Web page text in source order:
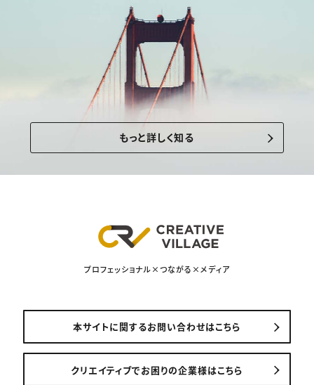
もっと詳しく知る
プロフェッショナル×つながる×メディア
本サイトに関するお問い合わせはこちら
クリエイティブでお困りの企業様はこちら